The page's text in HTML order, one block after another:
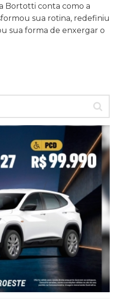
Bortotti conta como a
sua rotina, redefiniu
sua forma de enxergar o